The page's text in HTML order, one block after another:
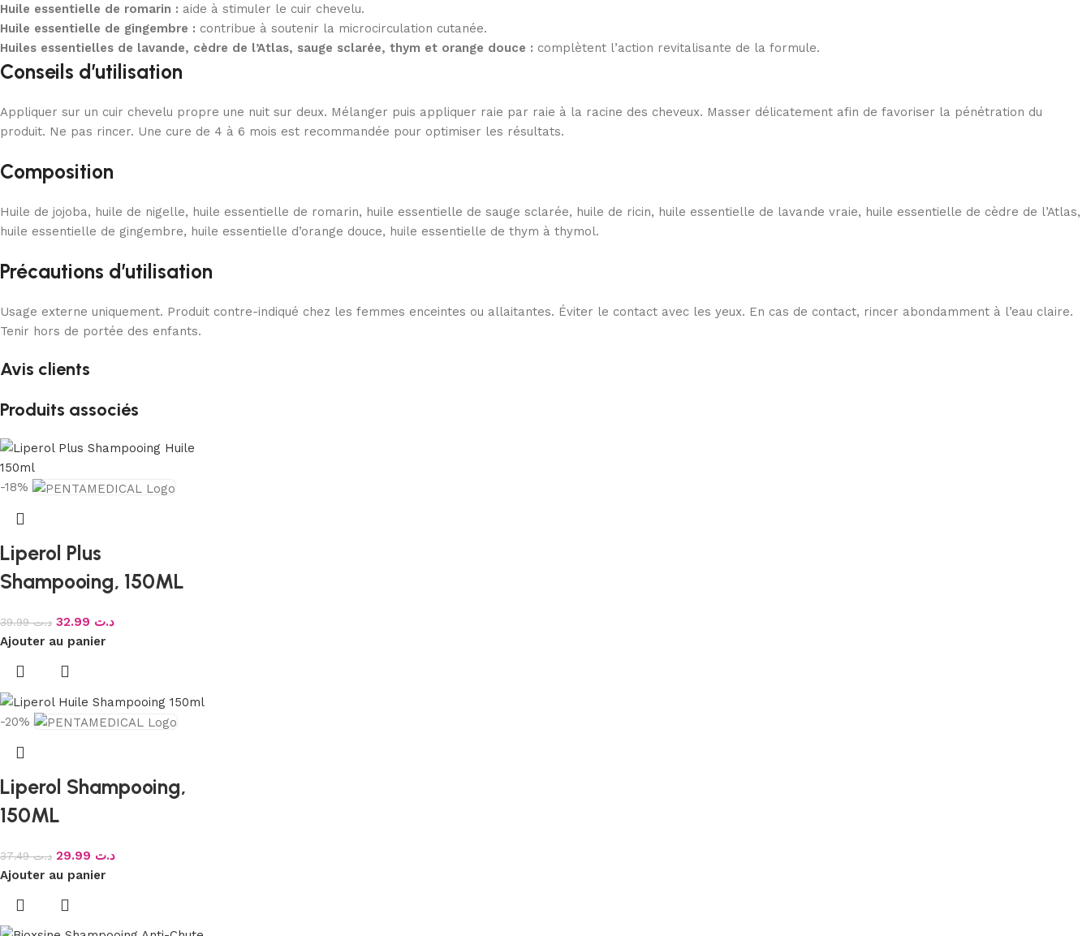
Huile essentielle de romarin : aide à stimuler le cuir chevelu.
Huile essentielle de gingembre : contribue à soutenir la microcirculation cutanée.
Huiles essentielles de lavande, cèdre de l’Atlas, sauge sclarée, thym et orange douce : complètent l’action revitalisante de la formule.
Conseils d’utilisation
Appliquer sur un cuir chevelu propre une nuit sur deux. Mélanger puis appliquer raie par raie à la racine des cheveux. Masser délicatement afin de favoriser la pénétration du
produit. Ne pas rincer. Une cure de 4 à 6 mois est recommandée pour optimiser les résultats.
Composition
Huile de jojoba, huile de nigelle, huile essentielle de romarin, huile essentielle de sauge sclarée, huile de ricin, huile essentielle de lavande vraie, huile essentielle de cèdre de l’Atlas,
huile essentielle de gingembre, huile essentielle d’orange douce, huile essentielle de thym à thymol.
Précautions d’utilisation
Usage externe uniquement. Produit contre-indiqué chez les femmes enceintes ou allaitantes. Éviter le contact avec les yeux. En cas de contact, rincer abondamment à l’eau claire.
Tenir hors de portée des enfants.
Avis clients
Produits associés
-18%
Liperol Plus
Shampooing, 150ML
د.ت39.99 د.ت
Ajouter au panier
-20%
Liperol Shampooing,
150ML
د.ت37.49 د.ت
Ajouter au panier